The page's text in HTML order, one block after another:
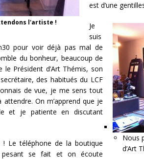
l'artiste !
est d’une
Nous
d’Art
Je
suis
pour voir déjà pas mal de
du bonheur, beaucoup de
le Président d’Art Thémis, son
des habitués du LCF
de vue, je me sens tout
On m’apprend que je
et je patiente en discutant
! Le téléphone de la boutique
pesant se fait et on écoute